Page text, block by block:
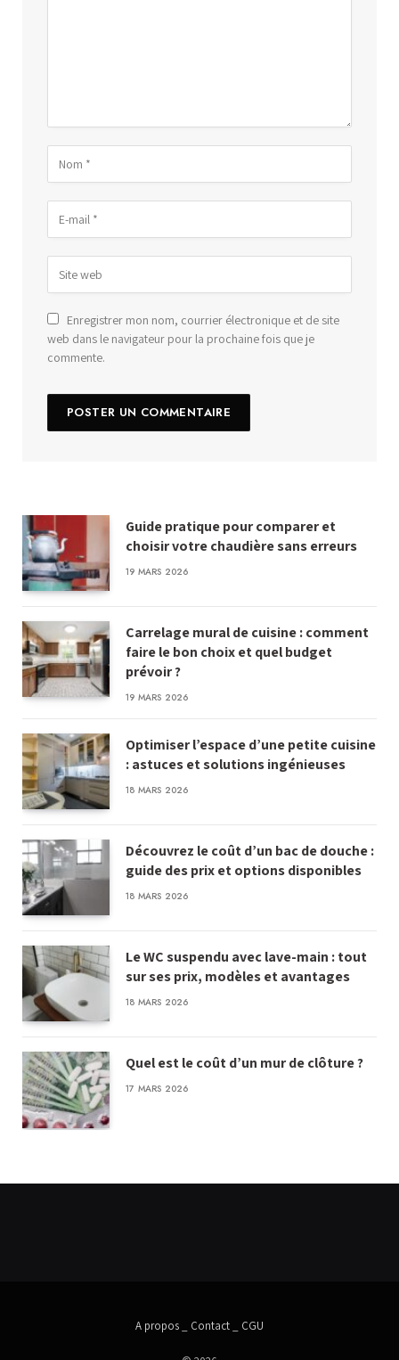
Enregistrer mon nom, courrier électronique et de site
web dans le navigateur pour la prochaine fois que je
commente.
Guide pratique pour comparer et
choisir votre chaudière sans erreurs
19 MARS 2026
Carrelage mural de cuisine : comment
faire le bon choix et quel budget
prévoir ?
19 MARS 2026
Optimiser l’espace d’une petite cuisine
: astuces et solutions ingénieuses
18 MARS 2026
Découvrez le coût d’un bac de douche :
guide des prix et options disponibles
18 MARS 2026
Le WC suspendu avec lave-main : tout
sur ses prix, modèles et avantages
18 MARS 2026
Quel est le coût d’un mur de clôture ?
17 MARS 2026
A propos Contact CGU